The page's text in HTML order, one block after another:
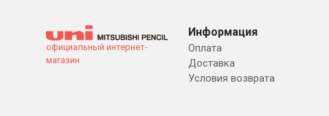
официальный интернет-
магазин
Информация
Оплата
Доставка
Условия возврата